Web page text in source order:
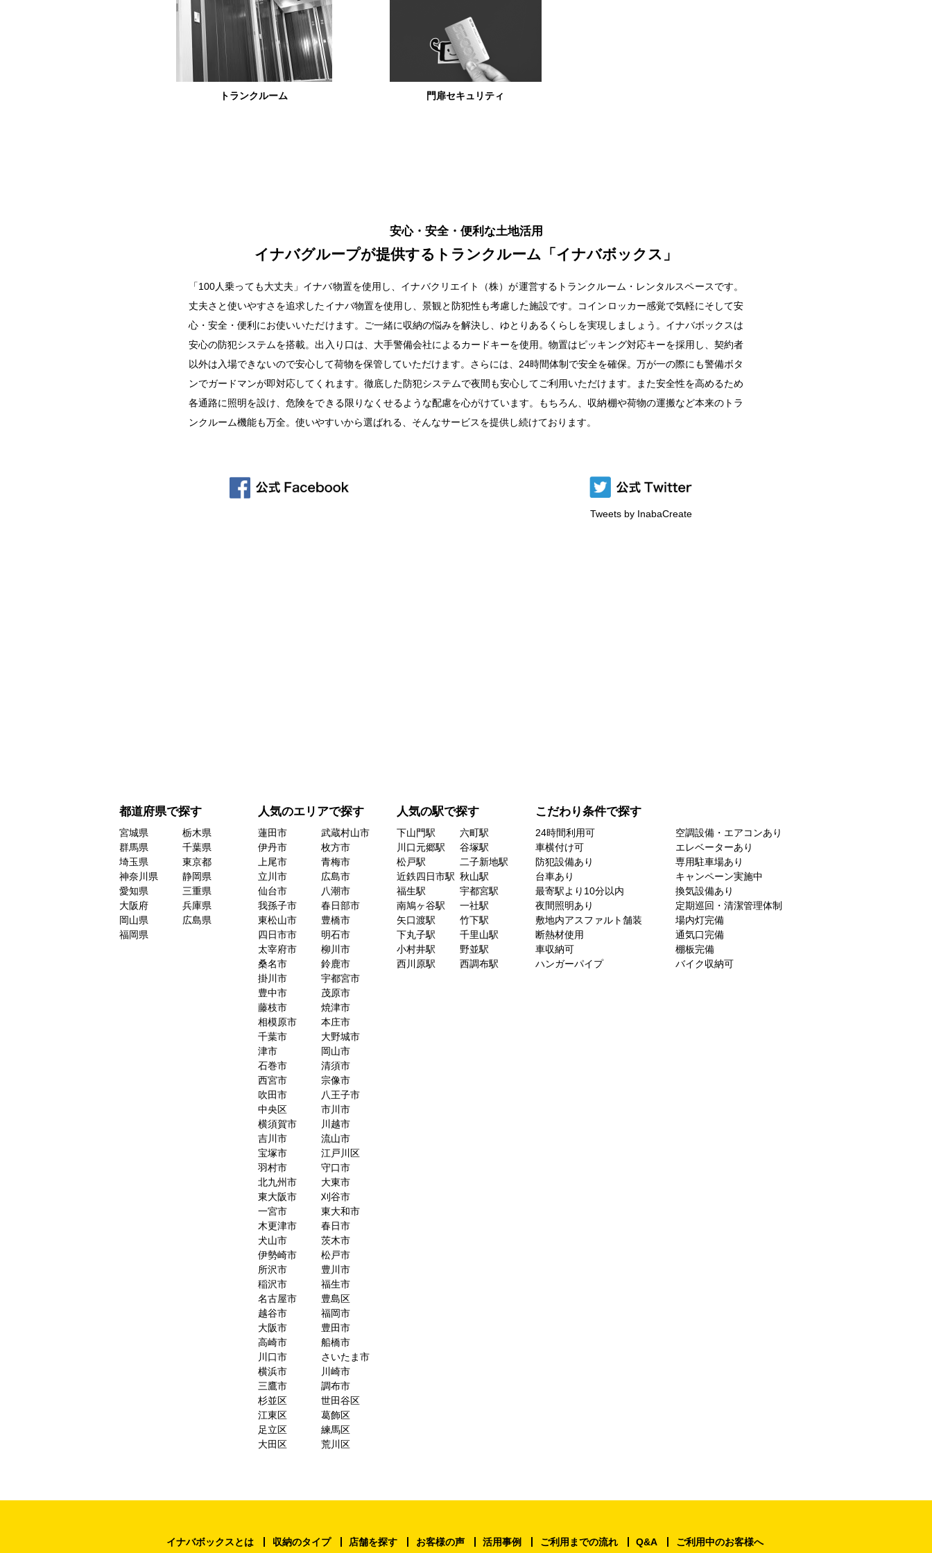
トランクルーム 門扉セキュリティ
安心・安全・便利な土地活用
イナバグループが提供するトランクルーム「イナバボックス」
「100人乗っても大丈夫」イナバ物置を使用し、イナバクリエイト（株）が運営するトランクルーム・レンタルスペースです。
丈夫さと使いやすさを追求したイナバ物置を使用し、景観と防犯性も考慮した施設です。コインロッカー感覚で気軽にそして安
心・安全・便利にお使いいただけます。ご一緒に収納の悩みを解決し、ゆとりあるくらしを実現しましょう。イナバボックスは
安心の防犯システムを搭載。出入り口は、大手警備会社によるカードキーを使用。物置はピッキング対応キーを採用し、契約者
以外は入場できないので安心して荷物を保管していただけます。さらには、24時間体制で安全を確保。万が一の際にも警備ボタ
ンでガードマンが即対応してくれます。徹底した防犯システムで夜間も安心してご利用いただけます。また安全性を高めるため
各通路に照明を設け、危険をできる限りなくせるような配慮を心がけています。もちろん、収納棚や荷物の運搬など本来のトラ
ンクルーム機能も万全。使いやすいから選ばれる、そんなサービスを提供し続けております。
Tweets by InabaCreate
都道府県で探す
宮城県
栃木県
群馬県
千葉県
埼玉県
東京都
神奈川県
静岡県
愛知県
三重県
大阪府
兵庫県
岡山県
広島県
福岡県
人気のエリアで探す
蓮田市
武蔵村山市
伊丹市
枚方市
上尾市
青梅市
立川市
広島市
仙台市
八潮市
我孫子市
春日部市
東松山市
豊橋市
四日市市
明石市
太宰府市
柳川市
桑名市
鈴鹿市
掛川市
宇都宮市
豊中市
茂原市
藤枝市
焼津市
相模原市
本庄市
千葉市
大野城市
津市
岡山市
石巻市
清須市
西宮市
宗像市
吹田市
八王子市
中央区
市川市
横須賀市
川越市
吉川市
流山市
宝塚市
江戸川区
羽村市
守口市
北九州市
大東市
東大阪市
刈谷市
一宮市
東大和市
木更津市
春日市
犬山市
茨木市
伊勢崎市
松戸市
所沢市
豊川市
稲沢市
福生市
名古屋市
豊島区
越谷市
福岡市
大阪市
豊田市
高崎市
船橋市
川口市
さいたま市
横浜市
川崎市
三鷹市
調布市
杉並区
世田谷区
江東区
葛飾区
足立区
練馬区
大田区
荒川区
人気の駅で探す
下山門駅
六町駅
川口元郷駅
谷塚駅
松戸駅
二子新地駅
近鉄四日市駅 秋山駅
福生駅
宇都宮駅
南鳩ヶ谷駅
一社駅
矢口渡駅
竹下駅
下丸子駅
千里山駅
小村井駅
野並駅
西川原駅
西調布駅
こだわり条件で探す
24時間利用可
空調設備・エアコンあり
車横付け可
エレベーターあり
防犯設備あり
専用駐車場あり
台車あり
キャンペーン実施中
最寄駅より10分以内
換気設備あり
夜間照明あり
定期巡回・清潔管理体制
敷地内アスファルト舗装
場内灯完備
断熱材使用
通気口完備
車収納可
棚板完備
ハンガーパイプ
バイク収納可
イナバボックスとは 収納のタイプ 店舗を探す お客様の声 活用事例 ご利用までの流れ Q&A ご利用中のお客様へ